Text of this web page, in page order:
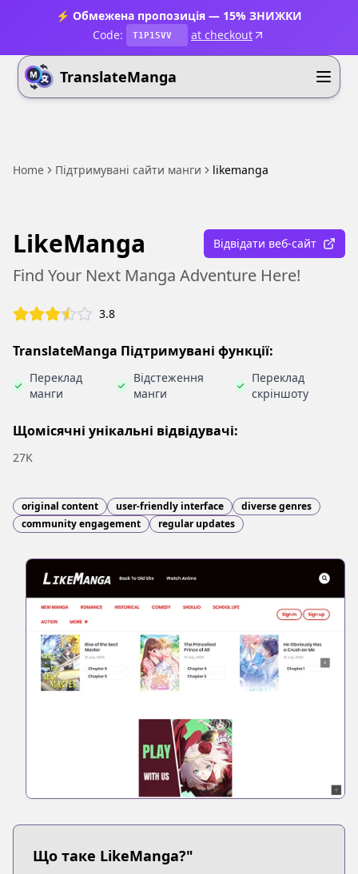
⚡ Обмежена пропозиція — 15% ЗНИЖКИ
Code:
T1P15VV at checkout
TranslateManga
Home Підтримувані сайти манги likemanga
LikeManga Відвідати веб-сайт
Find Your Next Manga Adventure Here!
3.8
TranslateManga Підтримувані функції:
Переклад
манги
Відстеження
манги
Переклад
скріншоту
Щомісячні унікальні відвідувачі:
27K
original content user-friendly interface
diverse genres
community engagement
regular updates
Що таке LikeManga?"